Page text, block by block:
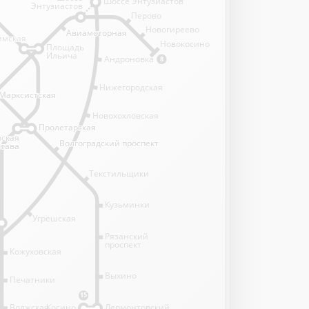
8
15
Андроновка
Нижегородская
Новохохловская
Угрешская
Текстильщики
Кузьминки
Рязанский
проспект
Выхино
Лермонтовский
Кожуховская
Печатники
Волжская
Перово
Новогиреево
Новокосино
Площадь
Ильича
Пролетарская
Пролетарская
Волгоградский проспект
Волгоградский проспект
Авиамоторная
Авиамоторная
Энтузиастов
Косино